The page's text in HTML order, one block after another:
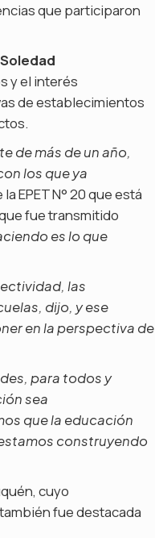
que participaron
Soledad
y el interés
de establecimientos
de más de un año,
los que ya
EPET N° 20 que está
fue transmitido
es lo que
las
dijo, y ese
en la perspectiva de
para todos y
sea
que la educación
construyendo
cuyo
fue destacada